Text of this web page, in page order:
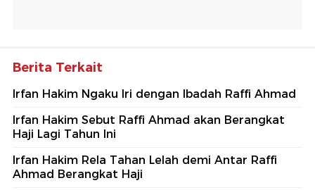
Berita Terkait
Irfan Hakim Ngaku Iri dengan Ibadah Raffi Ahmad
Irfan Hakim Sebut Raffi Ahmad akan Berangkat
Haji Lagi Tahun Ini
Irfan Hakim Rela Tahan Lelah demi Antar Raffi
Ahmad Berangkat Haji